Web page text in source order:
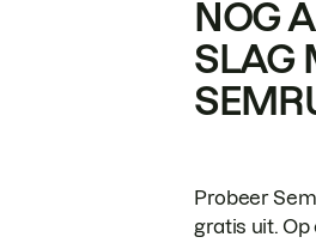
NOG
SLAG
Probeer
gratis uit.